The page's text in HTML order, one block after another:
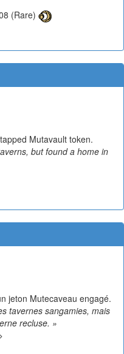
(Rare)
Mutavault token.
but found a home in
jeton Mutecaveau engagé.
tavernes sangamies, mais
recluse. »